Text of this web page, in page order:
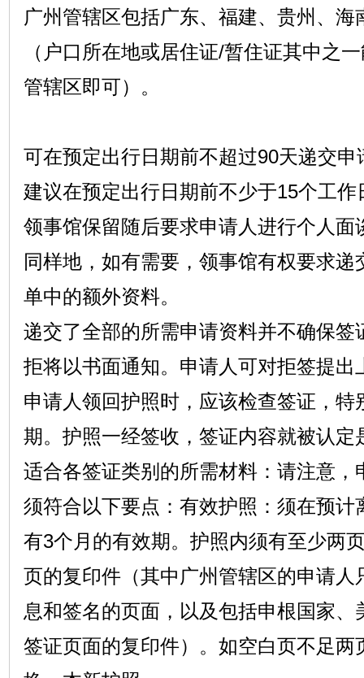
广州管辖区包括广东、福建、贵州、
（户口所在地或居住证/暂住证其中之
管辖区即可）。
可在预定出行日期前不超过90天递交申
建议在预定出行日期前不少于15个工作
领事馆保留随后要求申请人进行个人面
同样地，如有需要，领事馆有权要求
单中的额外资料。
递交了全部的所需申请资料并不确保签
拒将以书面通知。申请人可对拒签提出
申请人领回护照时，应该检查签证，特
期。护照一经签收，签证内容就被认定
适合各签证类别的所需材料：请注意，
须符合以下要点：有效护照：须在预计
有3个月的有效期。护照内须有至少两
页的复印件（其中广州管辖区的申请人
息和签名的页面，以及包括申根国家、
签证页面的复印件）。如空白页不足两